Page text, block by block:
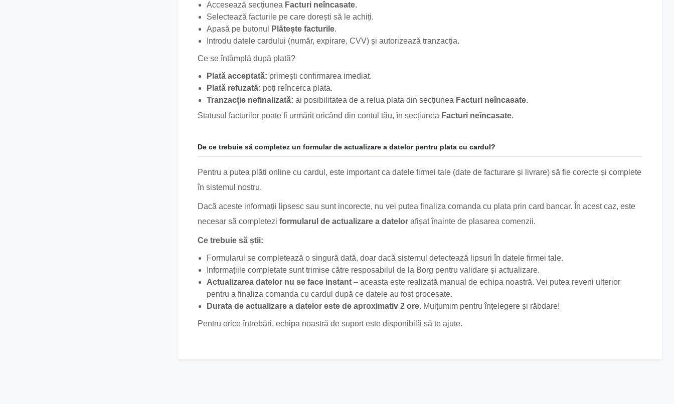
Accesează secțiunea Facturi neîncasate.
Selectează facturile pe care dorești să le achiți.
Apasă pe butonul
Plătește facturile.
Introdu datele cardului (număr, expirare, CVV) și autorizează tranzacția.
Ce se întâmplă după plată?
Plată acceptată: primești confirmarea imediat.
Plată refuzată: poți reîncerca plata.
Tranzacție nefinalizată: ai posibilitatea de a relua plata din secțiunea Facturi neîncasate.
Statusul facturilor poate fi urmărit oricând din contul tău, în secțiunea Facturi neîncasate.
De ce trebuie să completez un formular de actualizare a datelor pentru plata cu cardul?
Pentru a putea plăti online cu cardul, este important ca datele firmei tale (date de facturare și livrare) să fie corecte și complete
în sistemul nostru.
Dacă aceste informații lipsesc sau sunt incorecte, nu vei putea finaliza comanda cu plata prin card bancar. În acest caz, este
necesar să completezi formularul de actualizare a datelor afișat înainte de plasarea comenzii.
Ce trebuie să știi:
Formularul se completează o singură dată, doar dacă sistemul detectează lipsuri în datele firmei tale.
Informațiile completate sunt trimise către resposabilul de la Borg pentru validare și actualizare.
Actualizarea datelor nu se face instant – aceasta este realizată manual de echipa noastră. Vei putea reveni ulterior
pentru a finaliza comanda cu cardul după ce datele au fost procesate.
Durata de actualizare a datelor este de aproximativ 2 ore. Mulțumim pentru înțelegere și răbdare!
Pentru orice întrebări, echipa noastră de suport este disponibilă să te ajute.